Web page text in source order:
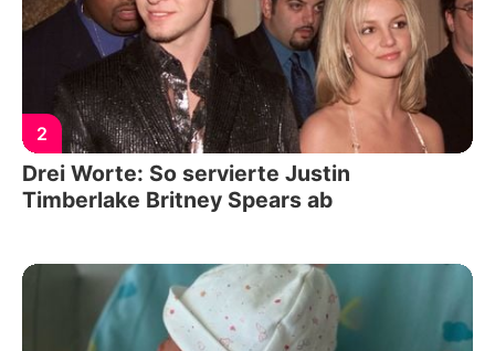
2
Drei Worte: So servierte Justin
Timberlake Britney Spears ab